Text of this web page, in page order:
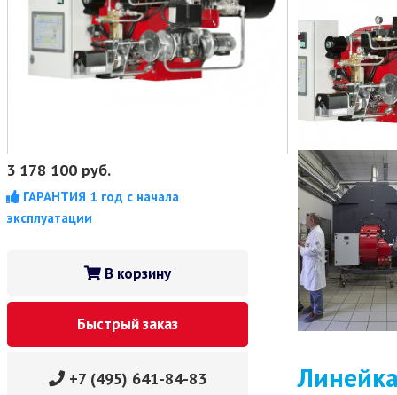
3 178 100 руб.
ГАРАНТИЯ 1 год с начала
эксплуатации
В корзину
Быстрый заказ
+7 (495) 641-84-83